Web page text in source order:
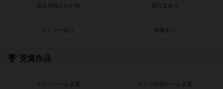
最近登録された順 紹介文あり
レビューあり 画像あり
受賞作品
ドイツゲーム大賞 ドイツ年間ゲーム大賞